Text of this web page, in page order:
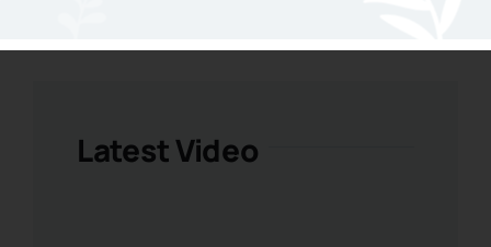
Latest Video